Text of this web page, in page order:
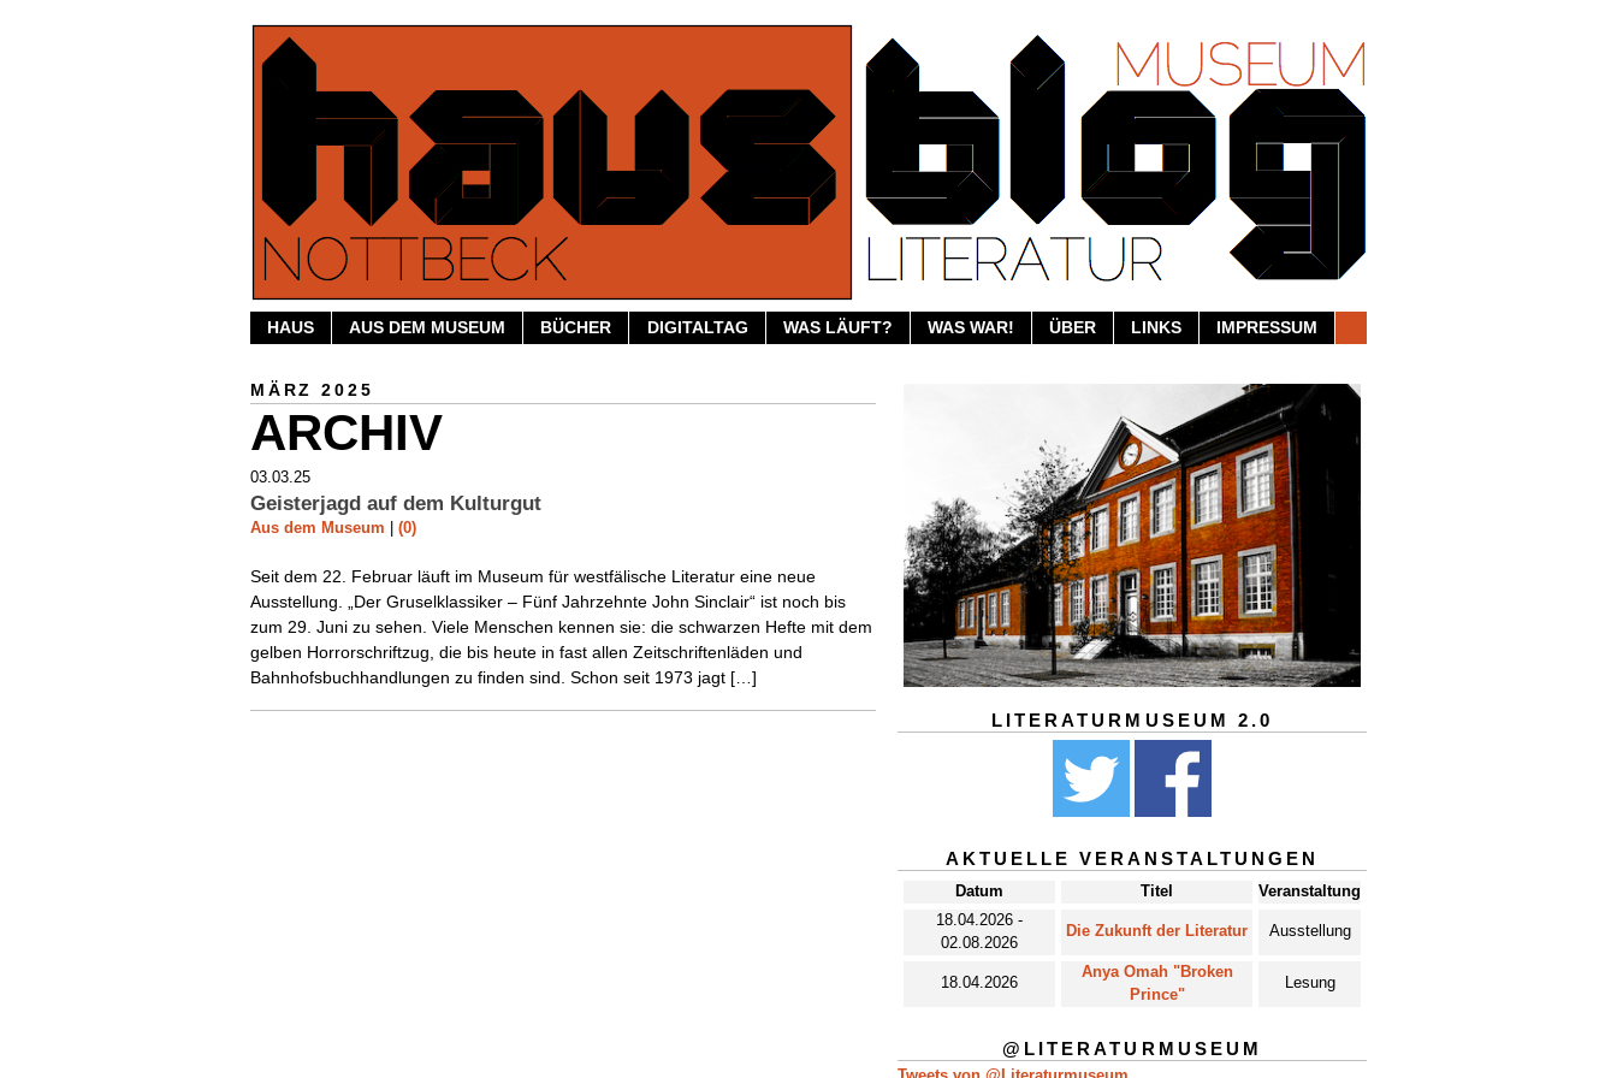
HAUS AUS DEM MUSEUM BÜCHER DIGITALTAG WAS LÄUFT? WAS WAR! ÜBER LINKS IMPRESSUM
MÄRZ 2025
ARCHIV
03.03.25
Geisterjagd auf dem Kulturgut
Aus dem Museum (0)
Seit dem 22. Februar läuft im Museum für westfälische Literatur eine neue
Ausstellung. „Der Gruselklassiker – Fünf Jahrzehnte John Sinclair“ ist noch bis
zum 29. Juni zu sehen. Viele Menschen kennen sie: die schwarzen Hefte mit dem
gelben Horrorschriftzug, die bis heute in fast allen Zeitschriftenläden und
Bahnhofsbuchhandlungen zu finden sind. Schon seit 1973 jagt […]
LITERATURMUSEUM 2.0
AKTUELLE VERANSTALTUNGEN
Datum Titel
Veranstaltung
18.04.2026 -
02.08.2026
Die Zukunft der Literatur Ausstellung
18.04.2026
Anya Omah "Broken
Prince"
Lesung
@LITERATURMUSEUM